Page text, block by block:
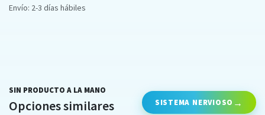
Envío: 2-3 días hábiles
SIN PRODUCTO A LA MANO
Opciones similares SISTEMA NERVIOSO